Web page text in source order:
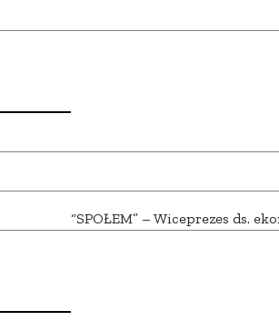
“SPOŁEM” – Wiceprezes ds.